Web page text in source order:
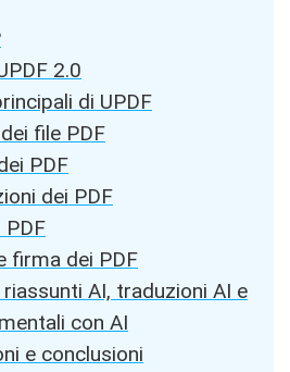
2.0
di UPDF
file PDF
PDF
dei PDF
PDF
firma dei PDF
riassunti AI, traduzioni AI e
con AI
e conclusioni